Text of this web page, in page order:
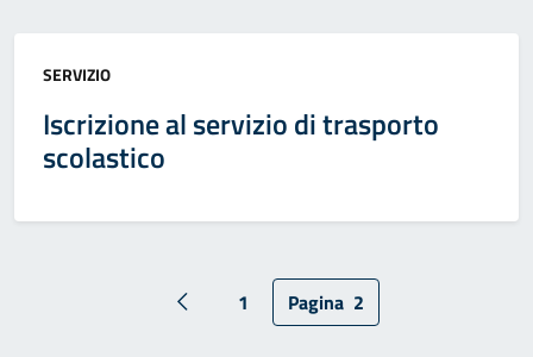
Categoria:
SERVIZIO
Iscrizione al servizio di trasporto
scolastico
Pagina precedente
1 Pagina 2